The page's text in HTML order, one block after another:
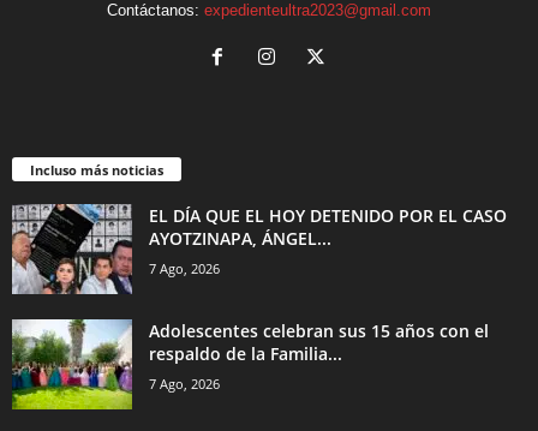
Contáctanos: expedienteultra2023@gmail.com
Incluso más noticias
EL DÍA QUE EL HOY DETENIDO POR EL CASO
AYOTZINAPA, ÁNGEL...
7 Ago, 2026
Adolescentes celebran sus 15 años con el
respaldo de la Familia...
7 Ago, 2026